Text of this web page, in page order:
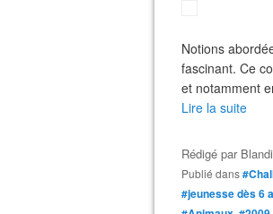
Notions
fascinant. Ce
et notamment
Lire la suite
Rédigé par
Publié dans
#jeunesse dès 6